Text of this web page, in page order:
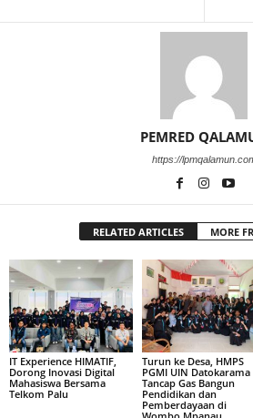
PEMRED
https://
RELATED ARTICLES MORE
IT Experience HIMATIF,
Dorong Inovasi Digital
Mahasiswa Bersama
Telkom Palu
Turun ke Desa, HMPS
PGMI UIN Datokarama
Tancap Gas Bangun
Pendidikan dan
Pemberdayaan di